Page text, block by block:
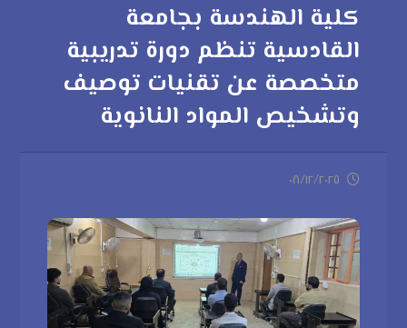
كلية الهندسة بجامعة
القادسية تنظم دورة تدريبية
متخصصة عن تقنيات توصيف
وتشخيص المواد النانوية
٠٨/١٢/٢٠٢٥